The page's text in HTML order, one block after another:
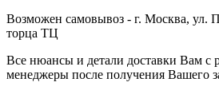
Возможен самовывоз - г. Москва, ул.
торца ТЦ
Все нюансы и детали доставки Вам с
менеджеры после получения Вашего